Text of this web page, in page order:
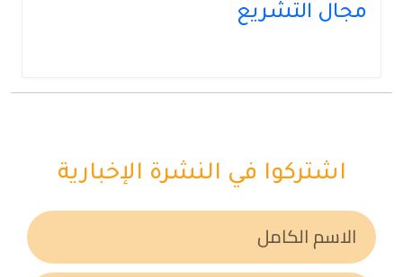
مجال التشريع
اشتركوا في النشرة الإخبارية